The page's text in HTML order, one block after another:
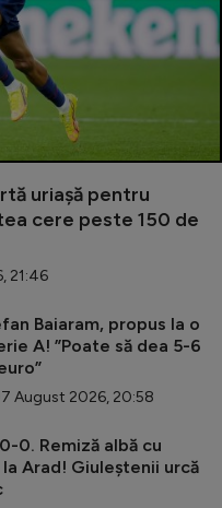
uriașă pentru
cere peste 150 de
21:46
Baiaram, propus la o
A! ”Poate să dea 5-6
August 2026, 20:58
0. Remiză albă cu
Arad! Giuleștenii urcă